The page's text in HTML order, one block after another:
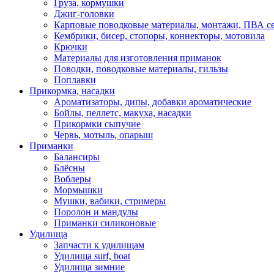
Груза, кормушки
Джиг-головки
Карповые поводковые материалы, монтажи, ПВА
Кембрики, бисер, стопоры, коннекторы, мотовила
Крючки
Материалы для изготовления приманок
Поводки, поводковые материалы, гильзы
Поплавки
Прикормка, насадки
Ароматизаторы, дипы, добавки ароматические
Бойлы, пеллетс, макуха, насадки
Прикормки сыпучие
Червь, мотыль, опарыш
Приманки
Балансиры
Блёсны
Воблеры
Мормышки
Мушки, вабики, стримеры
Поролон и мандулы
Приманки силиконовые
Удилища
Запчасти к удилищам
Удилища surf, boat
Удилища зимние